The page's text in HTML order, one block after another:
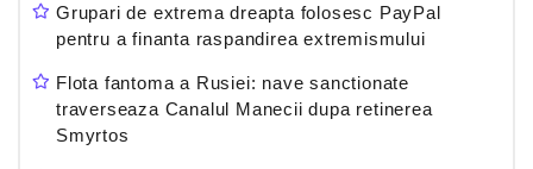
Grupari de extrema dreapta folosesc PayPal
pentru a finanta raspandirea extremismului
Flota fantoma a Rusiei: nave sanctionate
traverseaza Canalul Manecii dupa retinerea
Smyrtos